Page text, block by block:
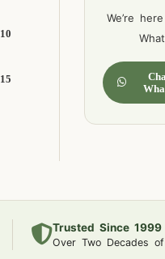
We’re
Trusted Since 1999
Over Two Decades